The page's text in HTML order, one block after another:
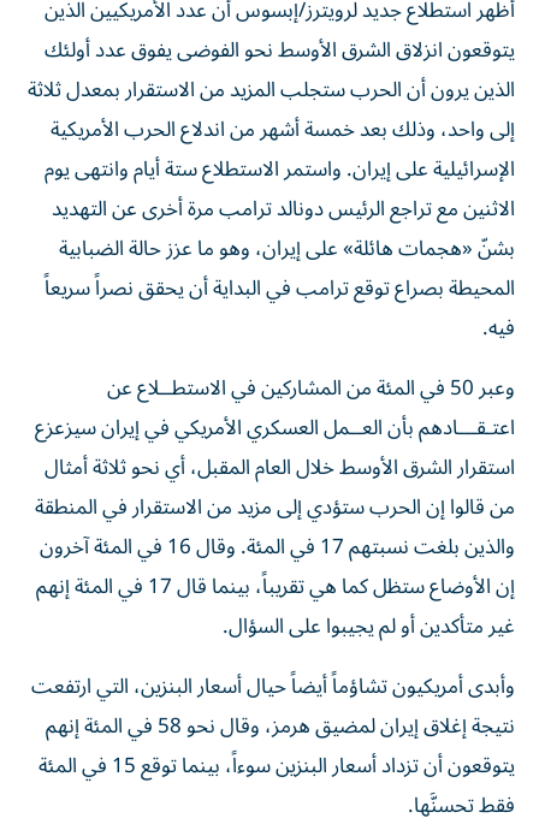
أظهر استطلاع جديد لرويترز/إبسوس أن عدد الأمريكيين الذين
يتوقعون انزلاق الشرق الأوسط نحو الفوضى يفوق عدد أولئك
الذين يرون أن الحرب ستجلب المزيد من الاستقرار بمعدل ثلاثة
إلى واحد، وذلك بعد خمسة ‌أشهر من اندلاع الحرب الأمريكية
الإسرائيلية على إيران. واستمر الاستطلاع ستة أيام وانتهى يوم
الاثنين مع تراجع الرئيس دونالد ترامب مرة أخرى عن التهديد
بشنّ «هجمات هائلة» على إيران، ​وهو ما عزز حالة الضبابية
المحيطة بصراع توقع ترامب في البداية أن يحقق نصراً سريعاً
فيه.
وعبر 50 في المئة من المشاركين في الاستطــلاع عن
اعتـقـــادهم بأن العــمل ‌العسكري الأمريكي في إيران سيزعزع
استقرار الشرق الأوسط ‌خلال العام المقبل، أي نحو ثلاثة أمثال
من قالوا إن الحرب ستؤدي إلى مزيد من الاستقرار في المنطقة
والذين بلغت نسبتهم 17 في المئة. وقال 16 في المئة آخرون
إن الأوضاع ستظل كما هي تقريباً، بينما قال 17 في المئة إنهم
غير متأكدين أو لم يجيبوا على السؤال.
وأبدى أمريكيون تشاؤماً أيضاً حيال أسعار البنزين، التي ارتفعت
نتيجة إغلاق إيران لمضيق هرمز، وقال نحو 58 في المئة إنهم
يتوقعون أن تزداد أسعار البنزين سوءاً، بينما توقع 15 في المئة
فقط تحسنَّها.